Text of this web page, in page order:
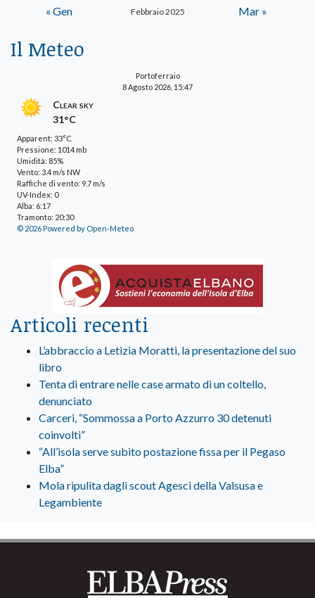
Febbraio 2025
« Gen Mar »
Il Meteo
Portoferraio
8 Agosto 2026, 15:47
Clear sky
31°C
Apparent: 33°C
Pressione: 1014 mb
Umidità: 85%
Vento: 3.4 m/s NW
Raffiche di vento: 9.7 m/s
UV-Index: 0
Alba: 6:17
Tramonto: 20:30
© 2026 Powered by Open-Meteo
Articoli recenti
L’abbraccio a Letizia Moratti, la presentazione del suo
libro
Tenta di entrare nelle case armato di un coltello,
denunciato
Carceri, “Sommossa a Porto Azzurro 30 detenuti
coinvolti”
“All’isola serve subito postazione fissa per il Pegaso
Elba”
Mola ripulita dagli scout Agesci della Valsusa e
Legambiente